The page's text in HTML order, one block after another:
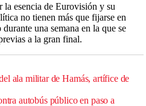
la esencia de Eurovisión y su
no tienen más que fijarse en
una semana en la que se
a la gran final.
ala militar de Hamás, artífice de
autobús público en paso a